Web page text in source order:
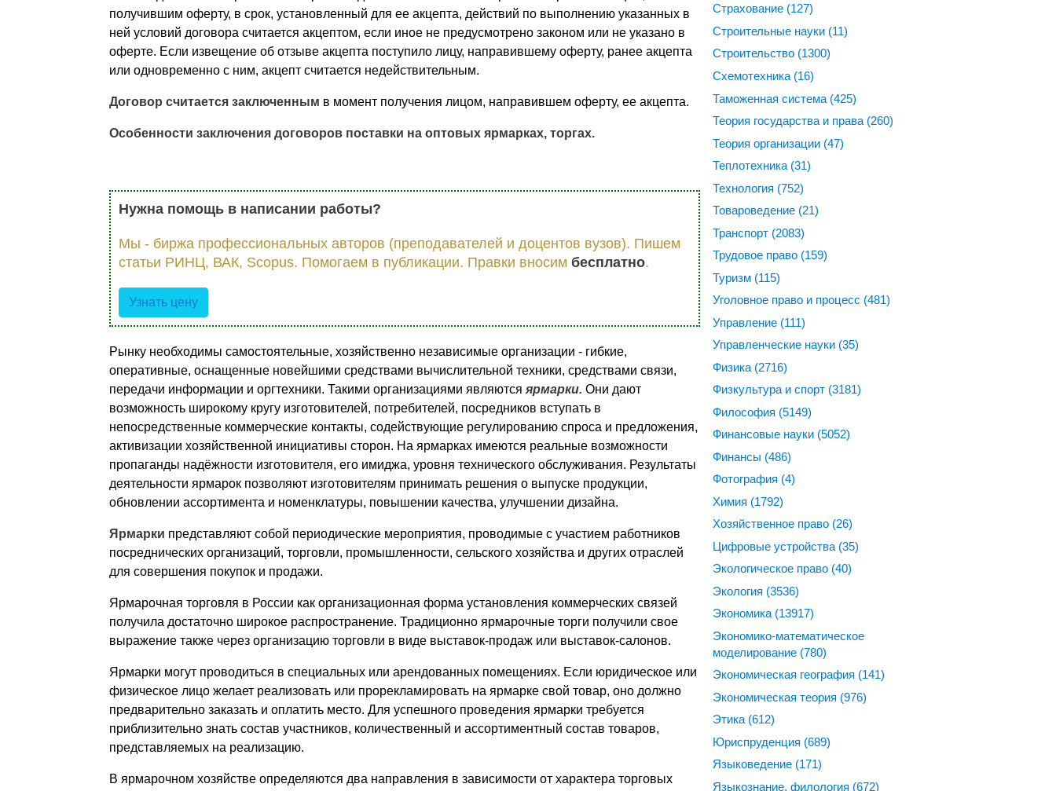
получившим оферту, в срок, установленный для ее акцепта, действий по выполнению указанных в
ней условий договора считается акцептом, если иное не предусмотрено законом или не указано в
оферте. Если извещение об отзыве акцепта поступило лицу, направившему оферту, ранее акцепта
или одновременно с ним, акцепт считается недействительным.
Договор считается заключенным в момент получения лицом, направившем оферту, ее акцепта.
Особенности заключения договоров поставки на оптовых ярмарках, торгах.
Нужна помощь в написании работы?
Мы - биржа профессиональных авторов (преподавателей и доцентов вузов). Пишем
статьи РИНЦ, ВАК, Scopus. Помогаем в публикации. Правки вносим бесплатно.
Узнать цену
Рынку необходимы самостоятельные, хозяйственно независимые организации - гибкие,
оперативные, оснащенные новейшими средствами вычислительной техники, средствами связи,
передачи информации и оргтехники. Такими организациями являются ярмарки. Они дают
возможность широкому кругу изготовителей, потребителей, посредников вступать в
непосредственные коммерческие контакты, содействующие регулированию спроса и предложения,
активизации хозяйственной инициативы сторон. На ярмарках имеются реальные возможности
пропаганды надёжности изготовителя, его имиджа, уровня технического обслуживания. Результаты
деятельности ярмарок позволяют изготовителям принимать решения о выпуске продукции,
обновлении ассортимента и номенклатуры, повышении качества, улучшении дизайна.
Ярмарки представляют собой периодические мероприятия, проводимые с участием работников
посреднических организаций, торговли, промышленности, сельского хозяйства и других отраслей
для совершения покупок и продажи.
Ярмарочная торговля в России как организационная форма установления коммерческих связей
получила достаточно широкое распространение. Традиционно ярмарочные торги получили свое
выражение также через организацию торговли в виде выставок-продаж или выставок-салонов.
Ярмарки могут проводиться в специальных или арендованных помещениях. Если юридическое или
физическое лицо желает реализовать или прорекламировать на ярмарке свой товар, оно должно
предварительно заказать и оплатить место. Для успешного проведения ярмарки требуется
приблизительно знать состав участников, количественный и ассортиментный состав товаров,
представляемых на реализацию.
В ярмарочном хозяйстве определяются два направления в зависимости от характера торговых
Страхование (127)
Строительные науки (11)
Строительство (1300)
Схемотехника (16)
Таможенная система (425)
Теория государства и права (260)
Теория организации (47)
Теплотехника (31)
Технология (752)
Товароведение (21)
Транспорт (2083)
Трудовое право (159)
Туризм (115)
Уголовное право и процесс (481)
Управление (111)
Управленческие науки (35)
Физика (2716)
Физкультура и спорт (3181)
Философия (5149)
Финансовые науки (5052)
Финансы (486)
Фотография (4)
Химия (1792)
Хозяйственное право (26)
Цифровые устройства (35)
Экологическое право (40)
Экология (3536)
Экономика (13917)
Экономико-математическое
моделирование (780)
Экономическая география (141)
Экономическая теория (976)
Этика (612)
Юриспруденция (689)
Языковедение (171)
Языкознание, филология (672)